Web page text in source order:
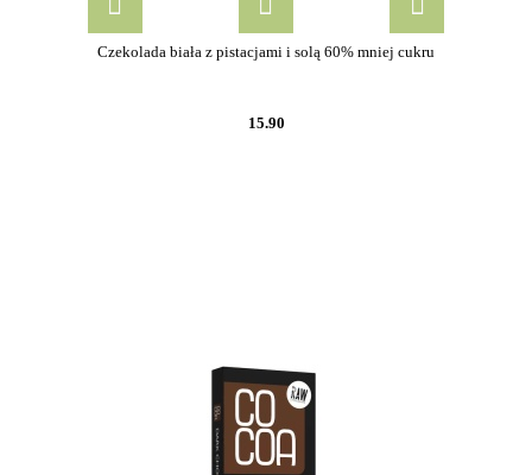
Czekolada biała z pistacjami i solą 60% mniej cukru
15.90